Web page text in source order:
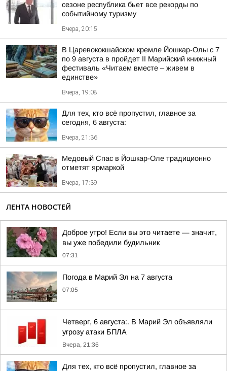
сезоне республика бьет все рекорды по
событийному туризму
Вчера, 20:15
В Царевококшайском кремле Йошкар-Олы с 7
по 9 августа в пройдет II Марийский книжный
фестиваль «Читаем вместе – живем в
единстве»
Вчера, 19:08
Для тех, кто всё пропустил, главное за
сегодня, 6 августа:
Вчера, 21:36
Медовый Спас в Йошкар-Оле традиционно
отметят ярмаркой
Вчера, 17:39
ЛЕНТА НОВОСТЕЙ
Доброе утро! Если вы это читаете — значит,
вы уже победили будильник
07:31
Погода в Марий Эл на 7 августа
07:05
Четверг, 6 августа:. В Марий Эл объявляли
угрозу атаки БПЛА
Вчера, 21:36
Для тех, кто всё пропустил, главное за